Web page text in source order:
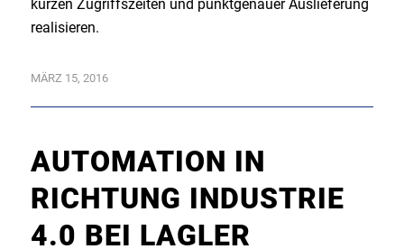
kurzen Zugriffszeiten und punktgenauer Auslieferung
realisieren.
MÄRZ 15, 2016
AUTOMATION IN
RICHTUNG INDUSTRIE
4.0 BEI LAGLER